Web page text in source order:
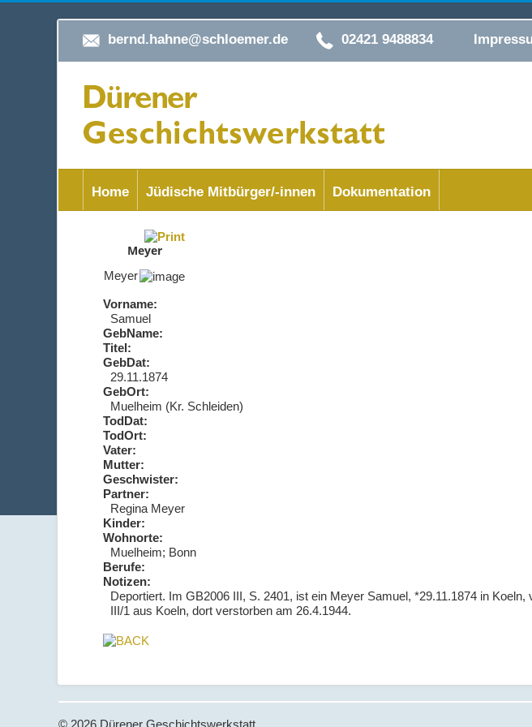
bernd.hahne@schloemer.de 02421 9488834
Home Jüdische Mitbürger/-innen Dokumentation
Meyer
Meyer
Vorname:
Samuel
GebName:
Titel:
GebDat:
29.11.1874
GebOrt:
Muelheim (Kr. Schleiden)
TodDat:
TodOrt:
Vater:
Mutter:
Geschwister:
Partner:
Regina Meyer
Kinder:
Wohnorte:
Muelheim; Bonn
Berufe:
Notizen:
Deportiert. Im GB2006 III, S. 2401, ist ein Meyer Samuel, *29.11.1874 in
III/1 aus Koeln, dort verstorben am 26.4.1944.
© 2026 Dürener Geschichtswerkstatt